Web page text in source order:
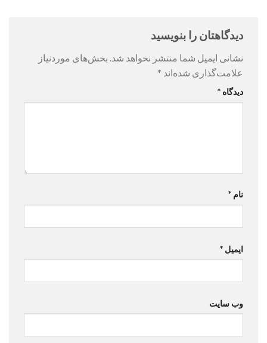
دیدگاهتان را بنویسید
نشانی ایمیل شما منتشر نخواهد شد. بخش‌های موردنیاز
علامت‌گذاری شده‌اند *
دیدگاه *
نام *
ایمیل *
وب‌ سایت